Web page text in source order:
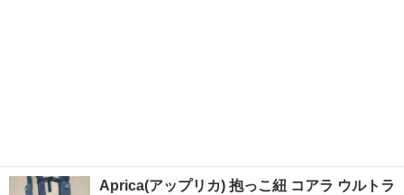
Aprica(アップリカ) 抱っこ紐 コアラ ウルトラ